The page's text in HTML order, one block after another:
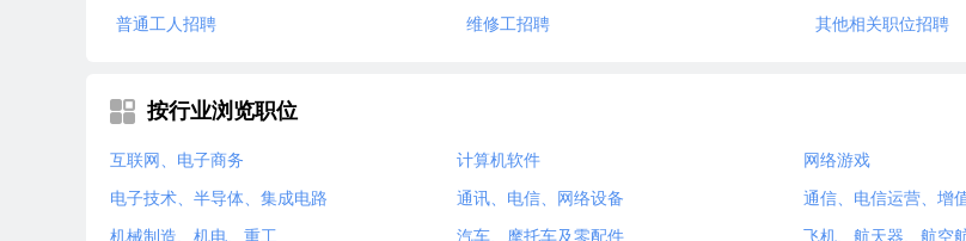
普通工人招聘 维修工招聘 其他相关职位招聘
按行业浏览职位
互联网、电子商务 计算机软件 网络游戏
电子技术、半导体、集成电路 通讯、电信、网络设备 通信、电信运营、增
机械制造、机电、重工 汽车、摩托车及零配件 飞机、航天器、航空